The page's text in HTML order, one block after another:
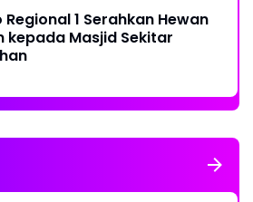
Regional 1 Serahkan Hewan
kepada Masjid Sekitar